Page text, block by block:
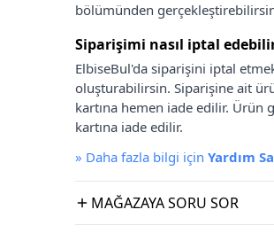
bölümünden
Siparişimi nasıl iptal
ElbiseBul'da siparişini iptal
oluşturabilirsin. Siparişine ait
kartına hemen iade edilir. Ürün
kartına iade edilir.
» Daha fazla bilgi için Yardım
MAĞAZAYA SORU SOR